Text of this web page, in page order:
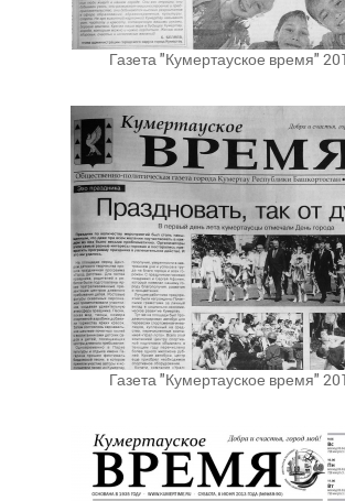
Газета "Кумертауское время"
Газета "Кумертауское время"